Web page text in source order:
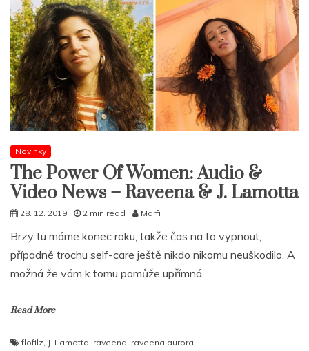
Novinky
The Power Of Women: Audio &
Video News – Raveena & J. Lamotta
28. 12. 2019 2 min read Marfi
Brzy tu máme konec roku, takže čas na to vypnout,
případně trochu self-care ještě nikdo nikomu neuškodilo. A
možná že vám k tomu pomůže upřímná
Read More
flofilz, J. Lamotta, raveena, raveena aurora